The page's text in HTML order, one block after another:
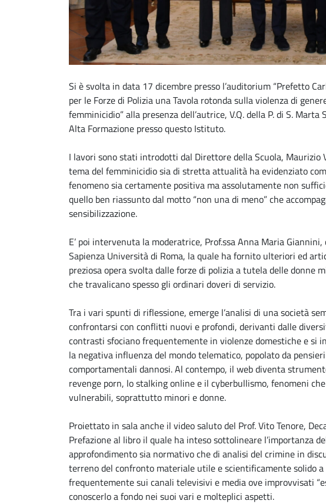
Si è svolta in data 17 dicembre presso l’auditorium “Prefetto
per le Forze di Polizia una Tavola rotonda sulla violenza di
femminicidio” alla presenza dell’autrice, V.Q. della P. di S.
Alta Formazione presso questo Istituto.
I lavori sono stati introdotti dal Direttore della Scuola, Maurizio
tema del femminicidio sia di stretta attualità ha evidenziato
fenomeno sia certamente positiva ma assolutamente non
quello ben riassunto dal motto “non una di meno” che
sensibilizzazione.
E’ poi intervenuta la moderatrice, Prof.ssa Anna Maria
Sapienza Università di Roma, la quale ha fornito ulteriori ed
preziosa opera svolta dalle forze di polizia a tutela delle donne
che travalicano spesso gli ordinari doveri di servizio.
Tra i vari spunti di riflessione, emerge l’analisi di una società
confrontarsi con conflitti nuovi e profondi, derivanti dalle
contrasti sfociano frequentemente in violenze domestiche e si
la negativa influenza del mondo telematico, popolato da
comportamentali dannosi. Al contempo, il web diventa
revenge porn, lo stalking online e il cyberbullismo, fenomeni
vulnerabili, soprattutto minori e donne.
Proiettato in sala anche il video saluto del Prof. Vito Tenore,
Prefazione al libro il quale ha inteso sottolineare l’importanza
approfondimento sia normativo che di analisi del crimine in
terreno del confronto materiale utile e scientificamente solido
frequentemente sui canali televisivi e media ove improvvisati
conoscerlo a fondo nei suoi vari e molteplici aspetti.